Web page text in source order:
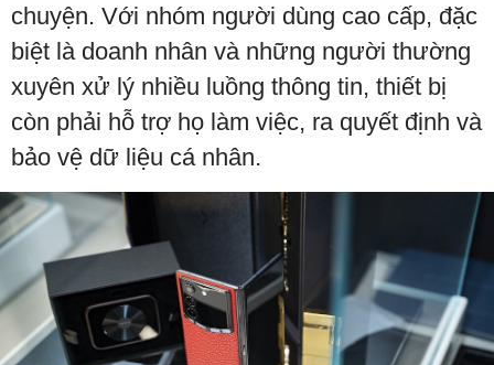
chuyện. Với nhóm người dùng cao cấp, đặc
biệt là doanh nhân và những người thường
xuyên xử lý nhiều luồng thông tin, thiết bị
còn phải hỗ trợ họ làm việc, ra quyết định và
bảo vệ dữ liệu cá nhân.